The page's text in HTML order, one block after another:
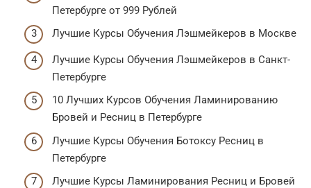
Петербурге от 999 Рублей
Лучшие Курсы Обучения Лэшмейкеров в Москве
Лучшие Курсы Обучения Лэшмейкеров в Санкт-
Петербурге
10 Лучших Курсов Обучения Ламинированию
Бровей и Ресниц в Петербурге
Лучшие Курсы Обучения Ботоксу Ресниц в
Петербурге
Лучшие Курсы Ламинирования Ресниц и Бровей